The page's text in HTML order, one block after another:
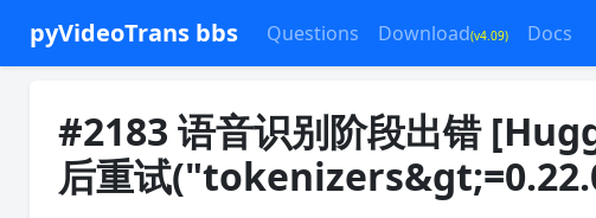
pyVideoTrans bbs Questions Download(v4.09) Docs
#2183 语音识别阶段出错
后重试